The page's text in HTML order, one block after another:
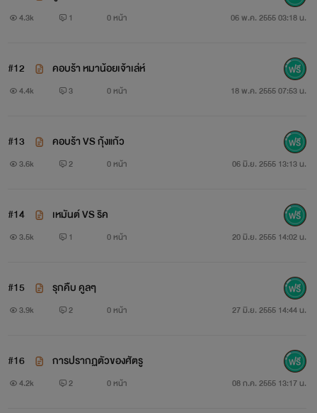
น้ำผึ้ง
4.3k 1 0 หน้า 06 พ.ค. 2555 03:18 น.
#12 คอบร้า หมาน้อยเจ้าเล่ห์
4.4k 3 0 หน้า 18 พ.ค. 2555 07:53 น.
#13 คอบร้า VS กุ้งแก้ว
3.6k 2 0 หน้า 06 มิ.ย. 2555 13:13 น.
#14 เหมันต์ VS ริค
3.5k 1 0 หน้า 20 มิ.ย. 2555 14:02 น.
#15 รุกคืบ คูลๆ
3.9k 2 0 หน้า 27 มิ.ย. 2555 14:44 น.
#16 การปรากฏตัวของศัตรู
4.2k 2 0 หน้า 08 ก.ค. 2555 13:17 น.